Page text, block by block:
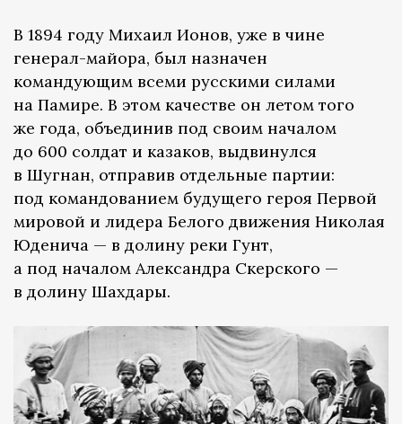
В 1894 году Михаил Ионов, уже в чине
генерал-майора, был назначен
командующим всеми русскими силами
на Памире. В этом качестве он летом того
же года, объединив под своим началом
до 600 солдат и казаков, выдвинулся
в Шугнан, отправив отдельные партии:
под командованием будущего героя Первой
мировой и лидера Белого движения Николая
Юденича — в долину реки Гунт,
а под началом Александра Скерского —
в долину Шахдары.